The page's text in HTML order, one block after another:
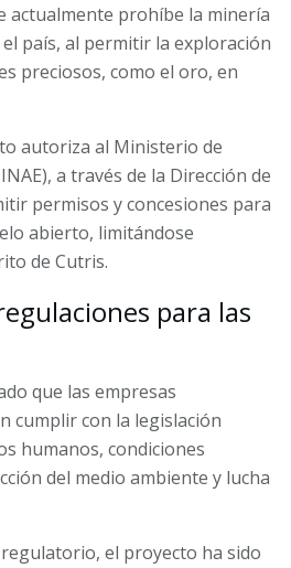
actualmente prohíbe la minería
país, al permitir la exploración
preciosos, como el oro, en
autoriza al Ministerio de
a través de la Dirección de
permisos y concesiones para
abierto, limitándose
de Cutris.
para las
que las empresas
cumplir con la legislación
humanos, condiciones
del medio ambiente y lucha
el proyecto ha sido